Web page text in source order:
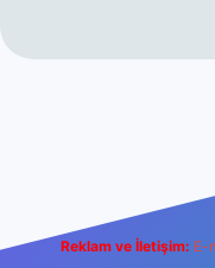
Reklam ve İletişim: E-